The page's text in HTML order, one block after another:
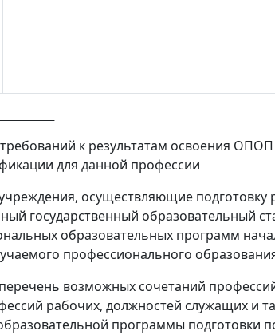
к результатам освоения
для данной профессии
осуществляющие подготовку
государственный образовательный
образовательных программ
профессионального
возможных сочетаний
рабочих, должностей служащих
программы подготовки